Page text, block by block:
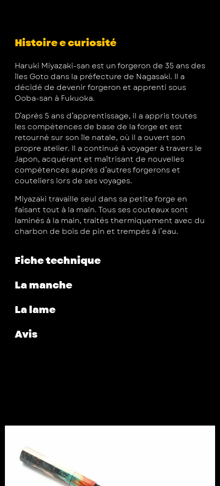
Histoire e curiosité
Haruki Miyazaki-san est un forgeron de 35 ans des
îles Goto dans la préfecture de Nagasaki. Il a
décidé de devenir forgeron et apprenti sous
Ooba-san à Fukuoka.
D’après 5 ans d’apprentissage, il a appris toutes
les compétences de base de la forge et est
retourné sur son île natale, où il a ouvert son
propre atelier. Il a continué à voyager à travers le
Japon, acquérant et maîtrisant de nouvelles
compétences auprès d’autres forgerons et
couteliers lors de ses voyages.
Miyazaki travaille seul dans sa petite forge en
faisant tout à la main. Tous ses couteaux sont
laminés à la main, traités thermiquement avec du
charbon de bois de pin et trempés à l’eau.
Fiche technique
La manche
La lame
Avis